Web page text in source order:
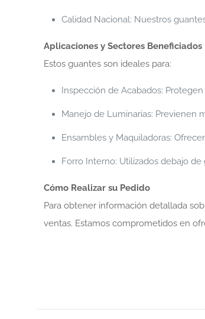
Calidad Nacional: Nuestros
Aplicaciones y Sectores Beneficiados
Estos guantes son ideales para:
Inspección de Acabados:
Manejo de Luminarias: Previenen
Ensambles y Maquiladoras:
Forro Interno: Utilizados debajo
Cómo Realizar su Pedido
Para obtener información detallada
ventas. Estamos comprometidos en